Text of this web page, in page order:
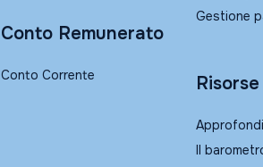
Conto Remunerato
Conto Corrente
Gestione
Risorse
Il